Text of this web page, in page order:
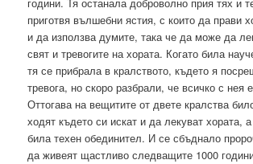
приготвя вълшебни ястия, с които да прави
и да използва думите, така че да може да
свят и тревогите на хората. Когато била
тя се прибрала в кралството, където я
тревога, но скоро разбрали, че всичко с нея
Оттогава на вещитите от двете кралства
ходят където си искат и да лекуват хората,
била техен обединител. И се сбъднало
да живеят щастливо следващите 1000